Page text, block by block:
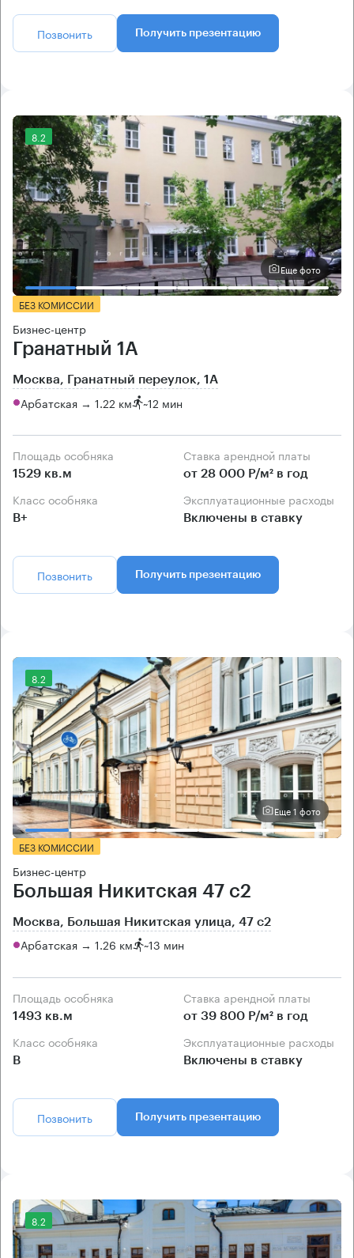
Позвонить Получить презентацию
8.2
Еще фото
БЕЗ КОМИССИИ
Бизнес-центр
Гранатный 1А
Москва, Гранатный переулок, 1А
Арбатская → 1.22 км ~12 мин
Площадь особняка
1529 кв.м
Ставка арендной платы
от 28 000 Р/м² в год
Класс особняка
B+
Эксплуатационные расходы
Включены в ставку
Позвонить Получить презентацию
8.2
Еще 1 фото
БЕЗ КОМИССИИ
Бизнес-центр
Большая Никитская 47 с2
Москва, Большая Никитская улица, 47 с2
Арбатская → 1.26 км ~13 мин
Площадь особняка
1493 кв.м
Ставка арендной платы
от 39 800 Р/м² в год
Класс особняка
B
Эксплуатационные расходы
Включены в ставку
Позвонить Получить презентацию
8.2